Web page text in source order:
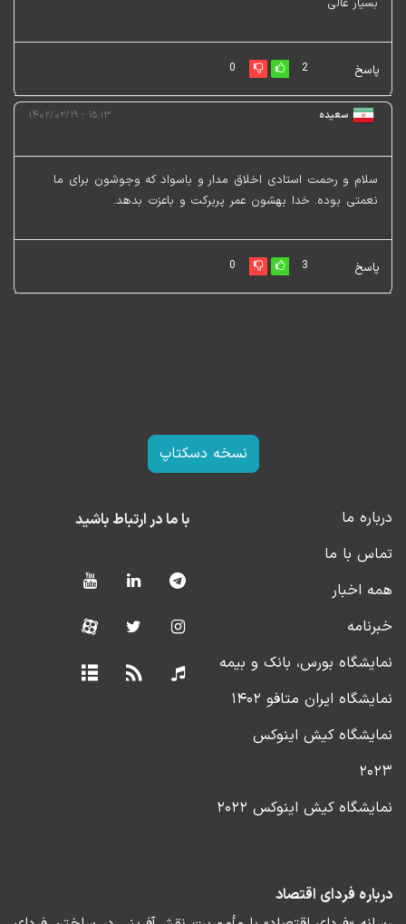
بسیار عالی
پاسخ 2
0
سعیده ۱۵:۱۳ - ۱۴۰۲/۰۲/۱۹
سلام و رحمت استادی اخلاق مدار و باسواد که وجوشون برای ما
نعمتی بوده. خدا بهشون عمر پربرکت و باعزت بدهد.
پاسخ 3
0
نسخه دسکتاپ
درباره ما
تماس با ما
همه اخبار
خبرنامه
نمایشگاه بورس، بانک و بیمه
نمایشگاه ایران متافو ۱۴۰۲
نمایشگاه کیش اینوکس
۲۰۲۳
نمایشگاه کیش اینوکس ۲۰۲۲
با ما در ارتباط باشید
درباره فردای اقتصاد